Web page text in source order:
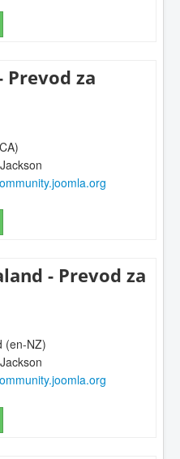
Prevod za
- Prevod za
(en-NZ)